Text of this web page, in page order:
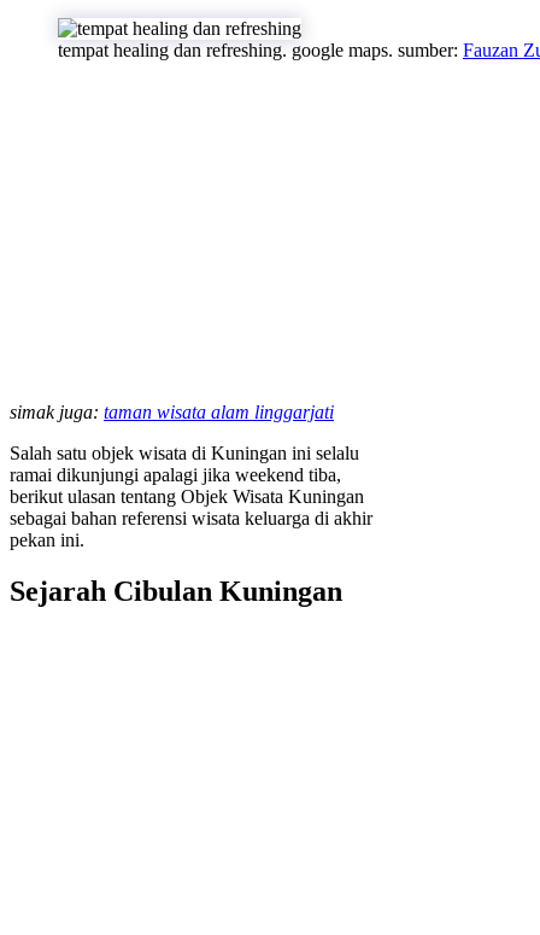
tempat healing dan refreshing. google maps. sumber: Fauzan
simak juga: taman wisata alam linggarjati
Salah satu objek wisata di Kuningan ini selalu
ramai dikunjungi apalagi jika weekend tiba,
berikut ulasan tentang Objek Wisata Kuningan
sebagai bahan referensi wisata keluarga di akhir
pekan ini.
Sejarah Cibulan Kuningan